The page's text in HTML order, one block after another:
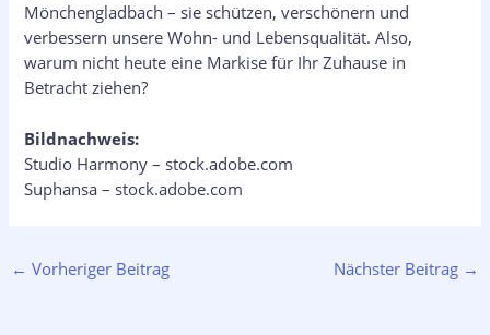
Mönchengladbach – sie schützen, verschönern und
verbessern unsere Wohn- und Lebensqualität. Also,
warum nicht heute eine Markise für Ihr Zuhause in
Betracht ziehen?
Bildnachweis:
Studio Harmony – stock.adobe.com
Suphansa – stock.adobe.com
← Vorheriger Beitrag Nächster Beitrag →